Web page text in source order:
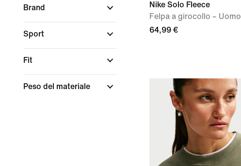
Brand
Sport
Fit
Peso del materiale
Nike Solo Fleece
Felpa a girocollo – Uomo
64,99 €